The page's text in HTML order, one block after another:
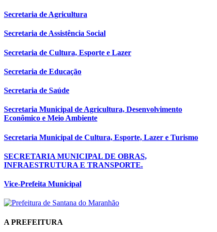
Secretaria de Agricultura
Secretaria de Assistência Social
Secretaria de Cultura, Esporte e Lazer
Secretaria de Educação
Secretaria de Saúde
Secretaria Municipal de Agricultura, Desenvolvimento
Econômico e Meio Ambiente
Secretaria Municipal de Cultura, Esporte, Lazer e Turismo
SECRETARIA MUNICIPAL DE OBRAS,
INFRAESTRUTURA E TRANSPORTE.
Vice-Prefeita Municipal
A PREFEITURA